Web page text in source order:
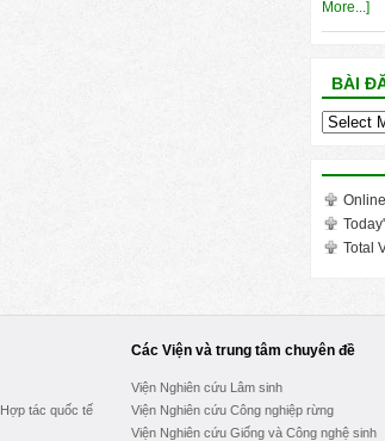
More...]
BÀI
Bài
tháng
Total
tác quốc tế
Các Viện và trung tâm chuyên đề
Viện Nghiên cứu Lâm sinh
Viện Nghiên cứu Công nghiệp rừng
Viện Nghiên cứu Giống và Công nghệ sinh